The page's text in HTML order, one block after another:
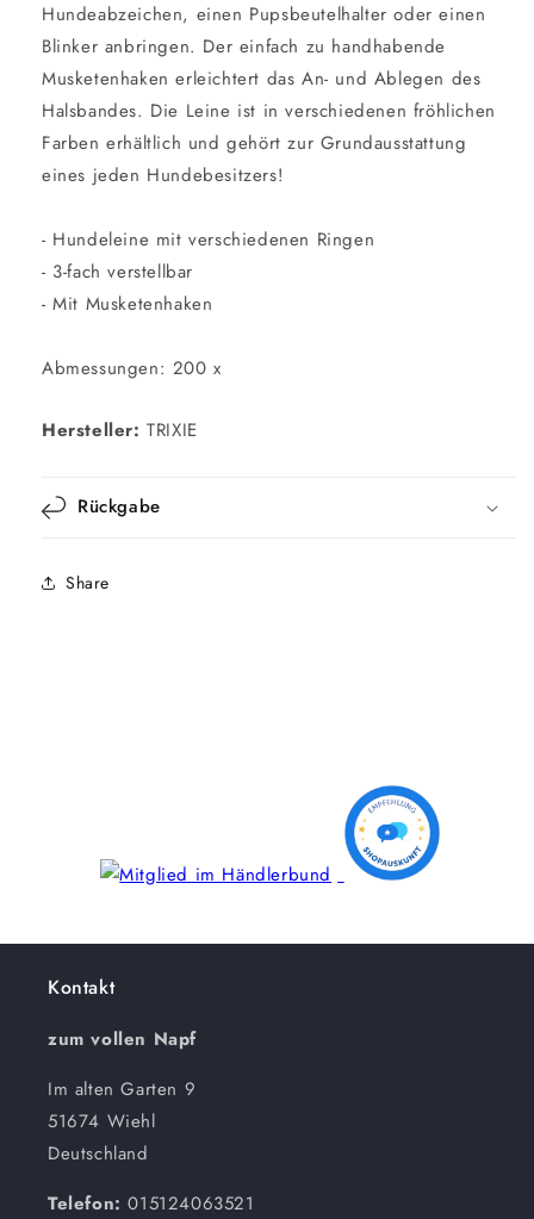
Hundeabzeichen, einen Pupsbeutelhalter oder einen
Blinker anbringen. Der einfach zu handhabende
Musketenhaken erleichtert das An- und Ablegen des
Halsbandes. Die Leine ist in verschiedenen fröhlichen
Farben erhältlich und gehört zur Grundausstattung
eines jeden Hundebesitzers!
- Hundeleine mit verschiedenen Ringen
- 3-fach verstellbar
- Mit Musketenhaken
Abmessungen: 200 x
Hersteller:TRIXIE
Rückgabe
Share
Kontakt
zum vollen Napf
Im alten Garten 9
51674 Wiehl
Deutschland
Telefon:015124063521